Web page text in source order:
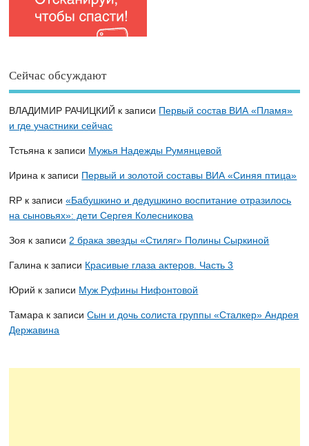
Сейчас обсуждают
ВЛАДИМИР РАЧИЦКИЙ к записи Первый состав ВИА «Пламя»
и где участники сейчас
Тстьяна к записи Мужья Надежды Румянцевой
Ирина к записи Первый и золотой составы ВИА «Синяя птица»
RP к записи«Бабушкино и дедушкино воспитание отразилось
на сыновьях»: дети Сергея Колесникова
Зоя к записи2 брака звезды «Стиляг» Полины Сыркиной
Галина к записи Красивые глаза актеров. Часть 3
Юрий к записи Муж Руфины Нифонтовой
Тамара к записиСын и дочь солиста группы «Сталкер» Андрея
Державина